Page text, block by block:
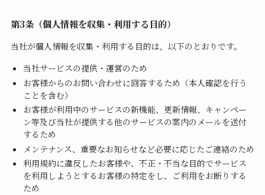
第3条（個人情報を収集・利用する目的）
当社が個人情報を収集・利用する目的は，以下のとおりです。
当社サービスの提供・運営のため
お客様からのお問い合わせに回答するため（本人確認を行う
ことを含む）
お客様が利用中のサービスの新機能、更新情報、キャンペー
ン等及び当社が提供する他のサービスの案内のメールを送付
するため
メンテナンス、重要なお知らせなど必要に応じたご連絡のため
利用規約に違反したお客様や、不正・不当な目的でサービス
を利用しようとするお客様の特定をし、ご利用をお断りする
ため